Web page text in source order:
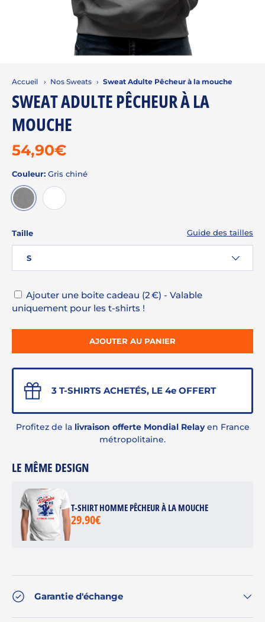
Accueil › Nos Sweats › Sweat Adulte Pêcheur à la mouche
SWEAT ADULTE PÊCHEUR À LA
MOUCHE
54,90€
Couleur: Gris chiné
GRIS CHINÉ
BLAN
Taille Guide des tailles
S
Ajouter une boite cadeau (2 €) - Valable
uniquement pour les t-shirts !
AJOUTER AU PANIER
3 T-SHIRTS ACHETÉS, LE 4e OFFERT
Profitez de la livraison offerte Mondial Relayen France
métropolitaine.
LE MÊME DESIGN
T-SHIRT HOMME PÊCHEUR À LA MOUCHE
29.90€
Garantie d'échange